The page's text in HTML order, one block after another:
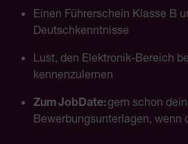
Einen Führerschein Klasse B
Deutschkenntnisse
Lust, den Elektronik-Bereich
kennenzulernen
Zum JobDate:gern schon
Bewerbungsunterlagen, wenn